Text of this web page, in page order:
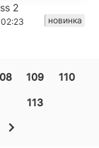
2
новинка
109 110
113